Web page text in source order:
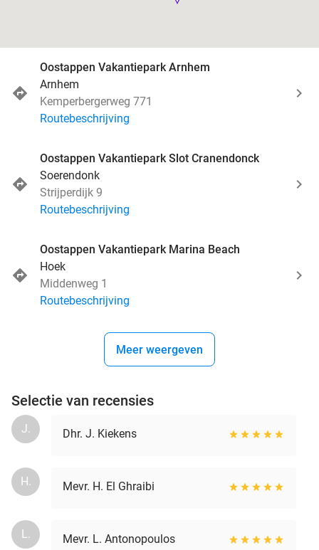
Oostappen Vakantiepark Arnhem
Arnhem
Kemperbergerweg 771
Routebeschrijving
Oostappen Vakantiepark Slot Cranendonck
Soerendonk
Strijperdijk 9
Routebeschrijving
Oostappen Vakantiepark Marina Beach
Hoek
Middenweg 1
Routebeschrijving
Meer weergeven
Selectie van recensies
J. Dhr. J. Kiekens
H. Mevr. H. El Ghraibi
L.
Mevr. L. Antonopoulos